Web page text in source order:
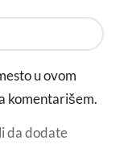
u ovom
komentarišem.
da dodate